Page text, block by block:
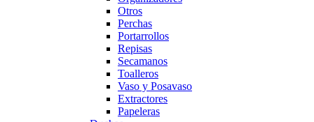
Otros
Perchas
Portarrollos
Repisas
Secamanos
Toalleros
Vaso y Posavaso
Extractores
Papeleras